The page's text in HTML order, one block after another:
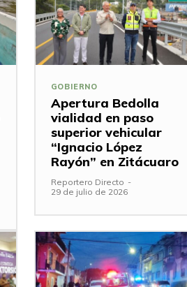
GOBIERNO
Apertura Bedolla
vialidad en paso
superior vehicular
“Ignacio López
Rayón” en Zitácuaro
Reportero Directo -
29 de julio de 2026